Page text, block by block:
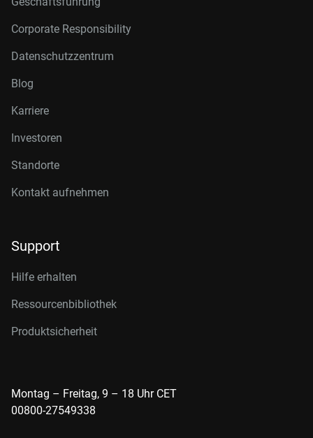
Corporate Responsibility
Datenschutzzentrum
Blog
Karriere
Investoren
Standorte
Kontakt aufnehmen
Support
Hilfe erhalten
Ressourcenbibliothek
Produktsicherheit
Montag – Freitag, 9 – 18 Uhr CET
00800-27549338